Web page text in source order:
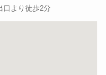
口より徒歩2分